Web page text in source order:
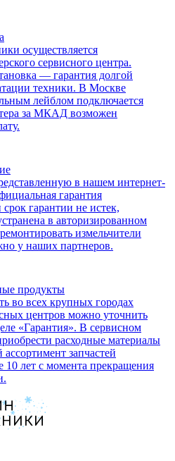
осуществляется
сервисного центра.
— гарантия долгой
техники. В Москве
лейблом подключается
за МКАД возможен
в нашем интернет-
гарантия
гарантии не истек,
в авторизированном
измельчители
у наших партнеров.
продукты
во всех крупных городах
центров можно уточнить
«Гарантия». В сервисном
расходные материалы
запчастей
10 лет с момента прекращения